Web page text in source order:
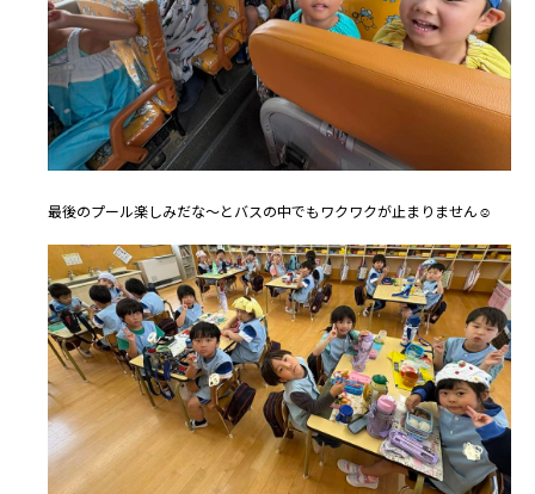
最後のプール楽しみだな〜とバスの中でもワクワクが止まりません☺️